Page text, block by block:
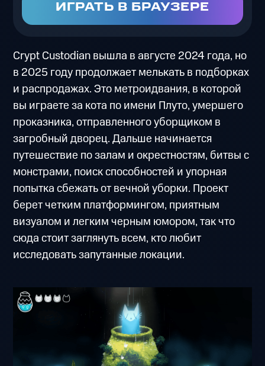
ИГРАТЬ В БРАУЗЕРЕ
Crypt Custodian вышла в августе 2024 года, но
в 2025 году продолжает мелькать в подборках
и распродажах. Это метроидвания, в которой
вы играете за кота по имени Плуто, умершего
проказника, отправленного уборщиком в
загробный дворец. Дальше начинается
путешествие по залам и окрестностям, битвы с
монстрами, поиск способностей и упорная
попытка сбежать от вечной уборки. Проект
берет четким платформингом, приятным
визуалом и легким черным юмором, так что
сюда стоит заглянуть всем, кто любит
исследовать запутанные локации.